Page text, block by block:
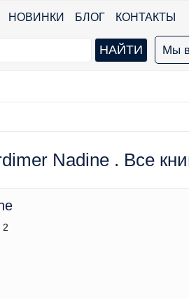
НОВИНКИ БЛОГ КОНТАКТЫ
Мы в
Nadine . Все
2